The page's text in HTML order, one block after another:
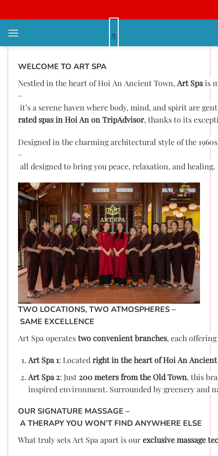
qua
nội
WELCOME TO ART SPA
WELCOME TO ART SPA
Nestled in the heart of Hoi An Ancient Town, Art Spais
–
it’s a serene haven where body, mind, and spirit are
rated spas in Hoi An on TripAdvisor, thanks to its
Designed in the charming architectural style of the
–
all designed to bring you peace, relaxation, and healing.
TWO LOCATIONS, TWO ATMOSPHERES –
SAME EXCELLENCE
Art Spa operatestwo convenient branches, each
Art Spa 1: Locatedright in the heart of Hoi An
Art Spa 2: Just200 meters from the Old Town, this
inspired environment. Surrounded by greenery and
OUR SIGNATURE MASSAGE –
A THERAPY YOU WON’T FIND ANYWHERE ELSE
What truly sets Art Spa apart is ourexclusive massage